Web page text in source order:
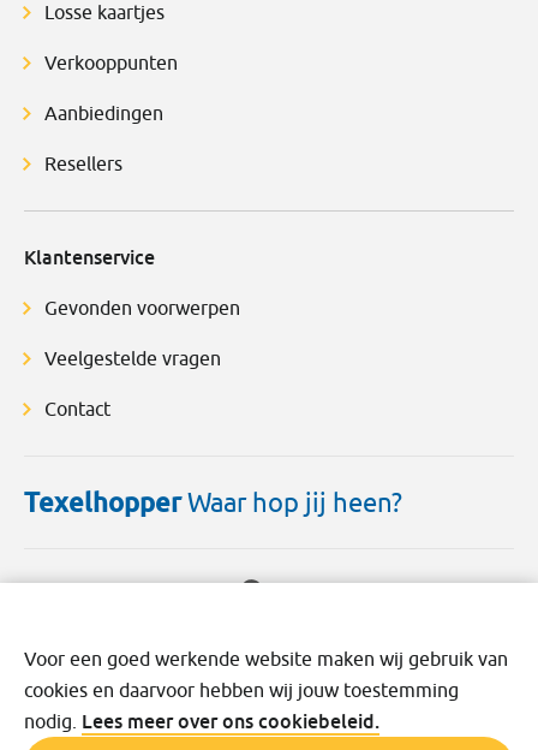
Losse kaartjes
Verkooppunten
Aanbiedingen
Resellers
Klantenservice
Gevonden voorwerpen
Veelgestelde vragen
Contact
TexelhopperWaar hop jij heen?
Disclaimer Cookies Privacy Voorwaarden
Voor een goed werkende website maken wij gebruik van
cookies en daarvoor hebben wij jouw toestemming
nodig. Lees meer over ons cookiebeleid.